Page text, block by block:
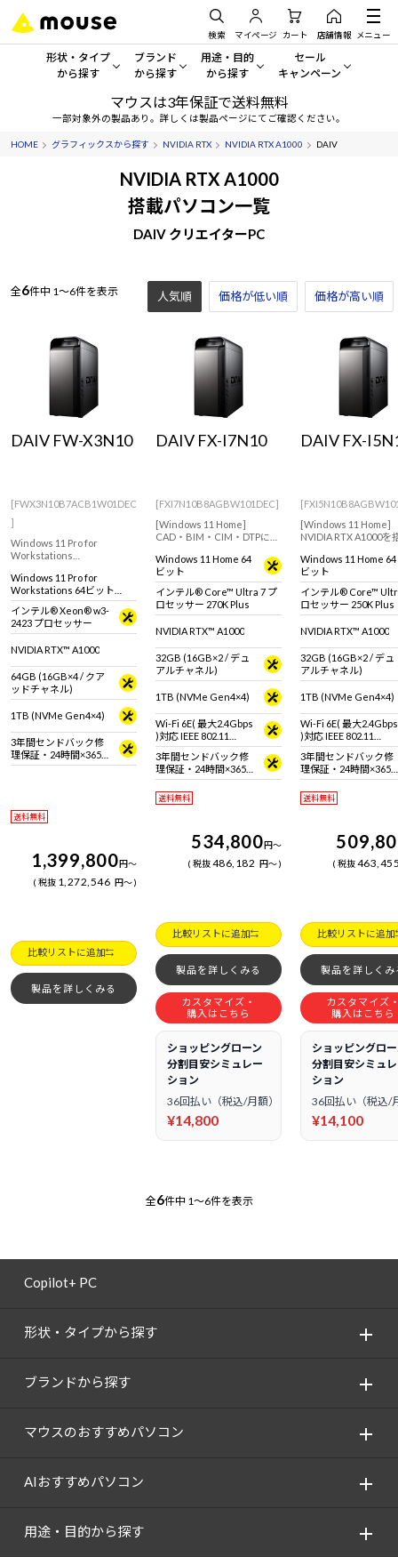
検索 マイページ カート 店舗情報 メニュー
形状・タイプ
から探す
形状・タイプから探す をすべてみる
デスクトップPC
ディスプレイ
Windows 11
ブランド
から探す
mouse
G TUNE
DAIV
MousePro
|Copilot+ PC
用途・目的
から探す
一般向けパソコン
ゲーミングPC・ゲーム向けパソコン
ビジネス向けパソコン
学習向けパソコン
AIおすすめパソコン
Windows 11
セール
キャンペーン
セール・キャンペー
期間限定セール
マウスは3年保証で送料無料
一部対象外の製品あり。詳しくは製品ページにてご確認ください。
HOME グラフィックスから探す NVIDIA RTX NVIDIA RTX A1000 DAIV
NVIDIA RTX A1000
搭載パソコン一覧
DAIV クリエイターPC
全6件中 1～6件を表示 人気順 価格が低い順 価格が高い順
DAIV FW-X3N10
[FWX3N10B7ACB1W01DEC
]
Windows 11 Pro for
Workstations
搭載、3DCGやCADなど3D
モデリングにおすすめのク
リエイター向けワークステ
ーション。
Windows 11 Pro for
Workstations 64ビット
(DSP)
インテル® Xeon® w3-
2423 プロセッサー
NVIDIA RTX™ A1000
64GB (16GB×4 / クア
ッドチャネル)
1TB (NVMe Gen4×4)
3年間センドバック修
理保証・24時間×365
日電話サポート
送料無料
1,399,800円～
税抜 1,272,546 円～
比較リストに追加
製品を詳しくみる
DAIV FX-I7N10
[FXI7N10B8AGBW101DEC]
[Windows 11 Home]
CAD・BIM・CIM・DTPにお
を搭載したクリエイター向
けデスクトップPC
Windows 11 Home 64
ビット
インテル® Core™ Ultra 7 プ
ロセッサー 270K Plus
NVIDIA RTX™ A1000
32GB (16GB×2 / デュ
アルチャネル)
1TB (NVMe Gen4×4)
Wi-Fi 6E( 最大2.4Gbps
)対応 IEEE 802.11
ax/ac/a/b/g/n準拠 ＋
Bluetooth 5内蔵
3年間センドバック修
理保証・24時間×365
日電話サポート
送料無料
534,800円～
税抜486,182 円～
比較リストに追加
製品を詳しくみる
カスタマイズ・
購入はこちら
ショッピングローン
分割目安シミュレー
ション
36回払い（税込/月額）
¥14,800
DAIV FX-
[Windows 11 Home]
NVIDIA RTX A1000を
ブを行う方におすす
デル
Windows 11 Home 64
ビット
インテル® Core™
ロセッサー 250K Plus
NVIDIA RTX™ A1000
32GB (16GB×2 / デュ
アルチャネル)
1TB (NVMe Gen4×4)
Wi-Fi 6E( 最大2.4Gbps
)対応 IEEE 802.11
ax/ac/a/b/g/n準拠 ＋
Bluetooth 5内蔵
3年間センドバック修
理保証・24時間×365
日電話サポート
送料無料
税抜
比較リストに追加
製品を詳しくみ
カスタマイズ
購入はこちら
ショッピングロ
分割目安シミュ
ション
36回払い（税込/
¥14,100
全6件中 1～6件を表示
Copilot+ PC
形状・タイプから探す
ブランドから探す
マウスのおすすめパソコン
AIおすすめパソコン
用途・目的から探す